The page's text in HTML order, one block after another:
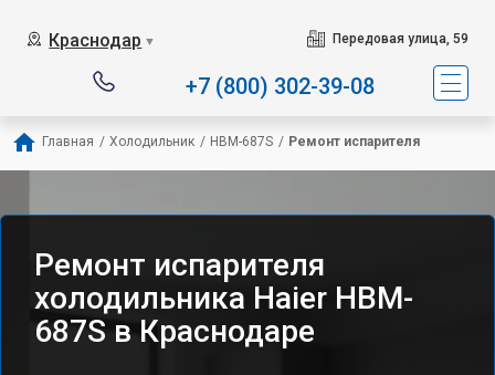
Краснодар ▼ Передовая улица, 59
+7 (800) 302-39-08
Главная / Холодильник / HBM-687S / Ремонт испарителя
Ремонт испарителя
холодильника Haier HBM-
687S в Краснодаре